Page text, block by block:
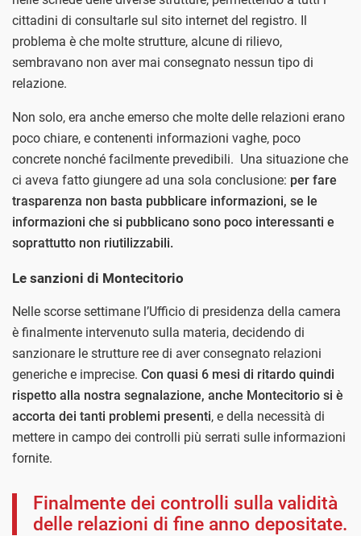
cittadini di consultarle sul sito internet del registro. Il
problema è che molte strutture, alcune di rilievo,
sembravano non aver mai consegnato nessun tipo di
relazione.
Non solo, era anche emerso che molte delle relazioni erano
poco chiare, e contenenti informazioni vaghe, poco
concrete nonché facilmente prevedibili. Una situazione che
ci aveva fatto giungere ad una sola conclusione: per fare
trasparenza non basta pubblicare informazioni, se le
informazioni che si pubblicano sono poco interessanti e
soprattutto non riutilizzabili.
Le sanzioni di Montecitorio
Nelle scorse settimane l’Ufficio di presidenza della camera
è finalmente intervenuto sulla materia, decidendo di
sanzionare le strutture ree di aver consegnato relazioni
generiche e imprecise. Con quasi 6 mesi di ritardo quindi
rispetto alla nostra segnalazione, anche Montecitorio si è
accorta dei tanti problemi presenti, e della necessità di
mettere in campo dei controlli più serrati sulle informazioni
fornite.
Finalmente dei controlli sulla validità
delle relazioni di fine anno depositate.